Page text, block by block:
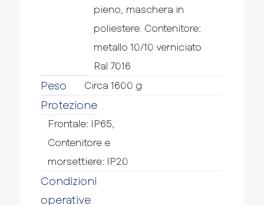
pieno, maschera in
poliestere. Contenitore:
metallo 10/10 verniciato
Ral 7016
Peso Circa 1600 g
Protezione
Frontale: IP65,
Contenitore e
morsettiere: IP20
Condizioni
operative